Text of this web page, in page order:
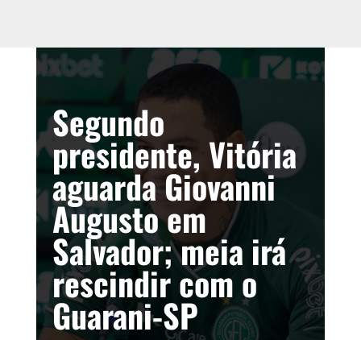
Segundo
presidente, Vitória
aguarda Giovanni
Augusto em
Salvador; meia irá
rescindir com o
Guarani-SP